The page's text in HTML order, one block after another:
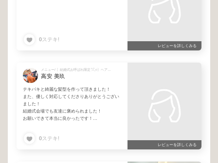
0ステキ!
レビューを詳しくみる
高安 美玖
テキパキと綺麗な髪型を作って頂きました！
また、優しく対応してくださりありがとうござい
ました！
結婚式会場でも友達に褒められました！
お願いできて本当に良かったです！
0ステキ!
レビューを詳しくみる